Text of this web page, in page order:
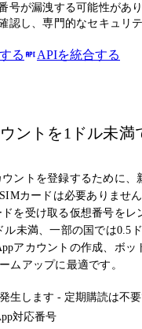
号が漏洩する可能性があ
認し、専門的なセキュリ
る APIを統合する
ントを1ドル未満
ウントを登録するために
カードは必要ありませ
ドを受け取る仮想番号をレ
ル未満、一部の国では0.5
アカウントの作成、ボ
ムアップに最適です。
生します - 定期購読は不
対応番号